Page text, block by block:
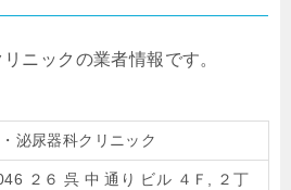
ニックの業者情報です。
泌尿器科クリニック
２６ 呉 中 通り ビル ４Ｆ, ２丁